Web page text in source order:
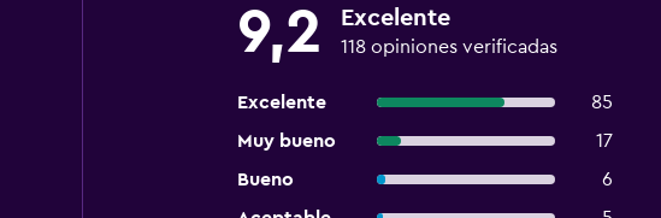
9,2 Excelente
118 opiniones verificadas
Excelente
85
Muy bueno
17
Bueno
6